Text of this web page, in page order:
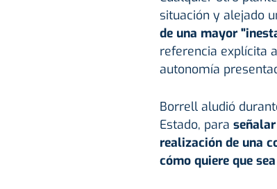
situación y alejado
de una mayor
referencia explícita
autonomía
Borrell aludió
Estado, para
realización de una
cómo quiere que